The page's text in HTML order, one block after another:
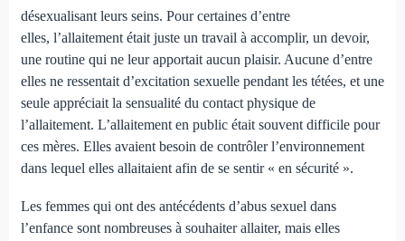
désexualisant leurs seins. Pour certaines d’entre
elles, l’allaitement était juste un travail à accomplir, un devoir,
une routine qui ne leur apportait aucun plaisir. Aucune d’entre
elles ne ressentait d’excitation sexuelle pendant les tétées, et une
seule appréciait la sensualité du contact physique de
l’allaitement. L’allaitement en public était souvent difficile pour
ces mères. Elles avaient besoin de contrôler l’environnement
dans lequel elles allaitaient afin de se sentir « en sécurité ».
Les femmes qui ont des antécédents d’abus sexuel dans
l’enfance sont nombreuses à souhaiter allaiter, mais elles